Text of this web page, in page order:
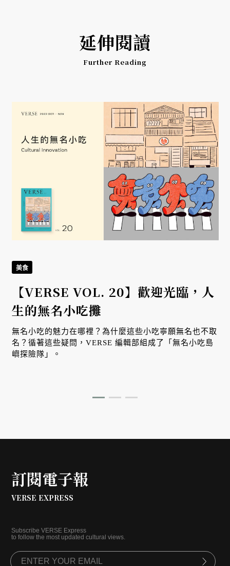
延伸閱讀
Further Reading
美食
【VERSE VOL. 20】歡迎光臨，人
生的無名小吃攤
無名小吃的魅力在哪裡？為什麼這些小吃寧願無名也不取
名？循著這些疑問，VERSE 編輯部組成了「無名小吃島
嶼探險隊」。
訂閱電子報
VERSE EXPRESS
Subscribe VERSE Express
to follow the most updated cultural views.